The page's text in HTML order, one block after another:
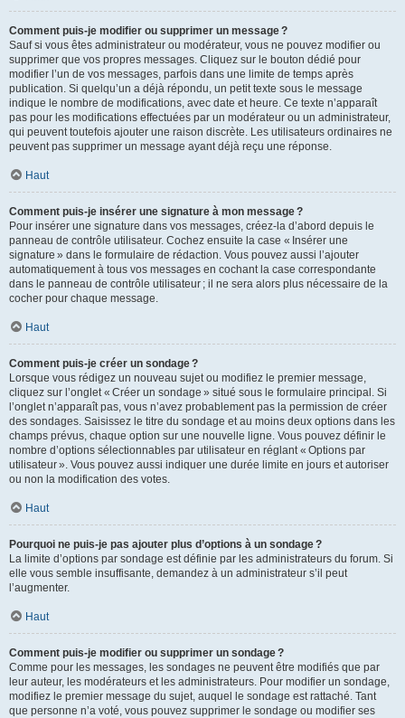
Comment puis-je modifier ou supprimer un message ?
Sauf si vous êtes administrateur ou modérateur, vous ne pouvez modifier ou
supprimer que vos propres messages. Cliquez sur le bouton dédié pour
modifier l’un de vos messages, parfois dans une limite de temps après
publication. Si quelqu’un a déjà répondu, un petit texte sous le message
indique le nombre de modifications, avec date et heure. Ce texte n’apparaît
pas pour les modifications effectuées par un modérateur ou un administrateur,
qui peuvent toutefois ajouter une raison discrète. Les utilisateurs ordinaires ne
peuvent pas supprimer un message ayant déjà reçu une réponse.
Haut
Comment puis-je insérer une signature à mon message ?
Pour insérer une signature dans vos messages, créez-la d’abord depuis le
panneau de contrôle utilisateur. Cochez ensuite la case « Insérer une
signature » dans le formulaire de rédaction. Vous pouvez aussi l’ajouter
automatiquement à tous vos messages en cochant la case correspondante
dans le panneau de contrôle utilisateur ; il ne sera alors plus nécessaire de la
cocher pour chaque message.
Haut
Comment puis-je créer un sondage ?
Lorsque vous rédigez un nouveau sujet ou modifiez le premier message,
cliquez sur l’onglet « Créer un sondage » situé sous le formulaire principal. Si
l’onglet n’apparaît pas, vous n’avez probablement pas la permission de créer
des sondages. Saisissez le titre du sondage et au moins deux options dans les
champs prévus, chaque option sur une nouvelle ligne. Vous pouvez définir le
nombre d’options sélectionnables par utilisateur en réglant « Options par
utilisateur ». Vous pouvez aussi indiquer une durée limite en jours et autoriser
ou non la modification des votes.
Haut
Pourquoi ne puis-je pas ajouter plus d’options à un sondage ?
La limite d’options par sondage est définie par les administrateurs du forum. Si
elle vous semble insuffisante, demandez à un administrateur s’il peut
l’augmenter.
Haut
Comment puis-je modifier ou supprimer un sondage ?
Comme pour les messages, les sondages ne peuvent être modifiés que par
leur auteur, les modérateurs et les administrateurs. Pour modifier un sondage,
modifiez le premier message du sujet, auquel le sondage est rattaché. Tant
que personne n’a voté, vous pouvez supprimer le sondage ou modifier ses